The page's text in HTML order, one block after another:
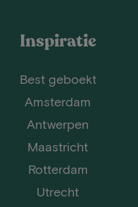
Inspiratie
Best geboekt
Amsterdam
Antwerpen
Maastricht
Rotterdam
Utrecht